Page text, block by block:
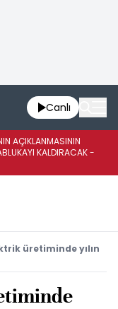
Canlı
AÇIKLANMASININ
KALDIRACAK -
üretiminde yılın